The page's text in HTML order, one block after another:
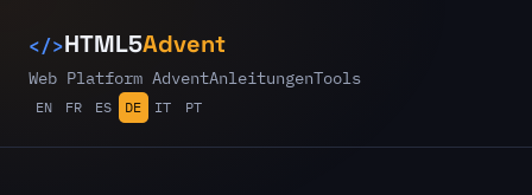
</>HTML5Advent
Web Platform AdventAnleitungenTools
EN FR ES DE IT PT